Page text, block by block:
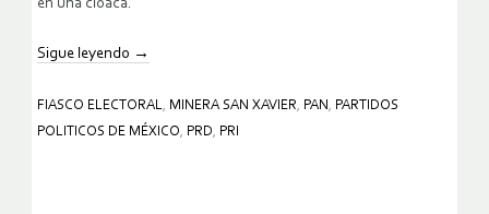
en una cloaca.
Sigue leyendo →
FIASCO ELECTORAL, MINERA SAN XAVIER, PAN , PARTIDOS
POLITICOS DE MÉXICO, PRD, PRI